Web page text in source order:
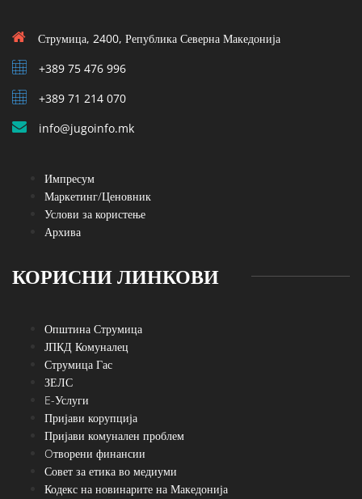
Струмица, 2400, Република Северна Македонија
+389 75 476 996
+389 71 214 070
info@jugoinfo.mk
Импресум
Маркетинг/Ценовник
Услови за користење
Архива
КОРИСНИ ЛИНКОВИ
Општина Струмица
ЈПКД Комуналец
Струмица Гас
ЗЕЛС
E-Услуги
Пријави корупција
Пријави комунален проблем
Oтворени финансии
Совет за етика во медиуми
Кодекс на новинарите на Македонија